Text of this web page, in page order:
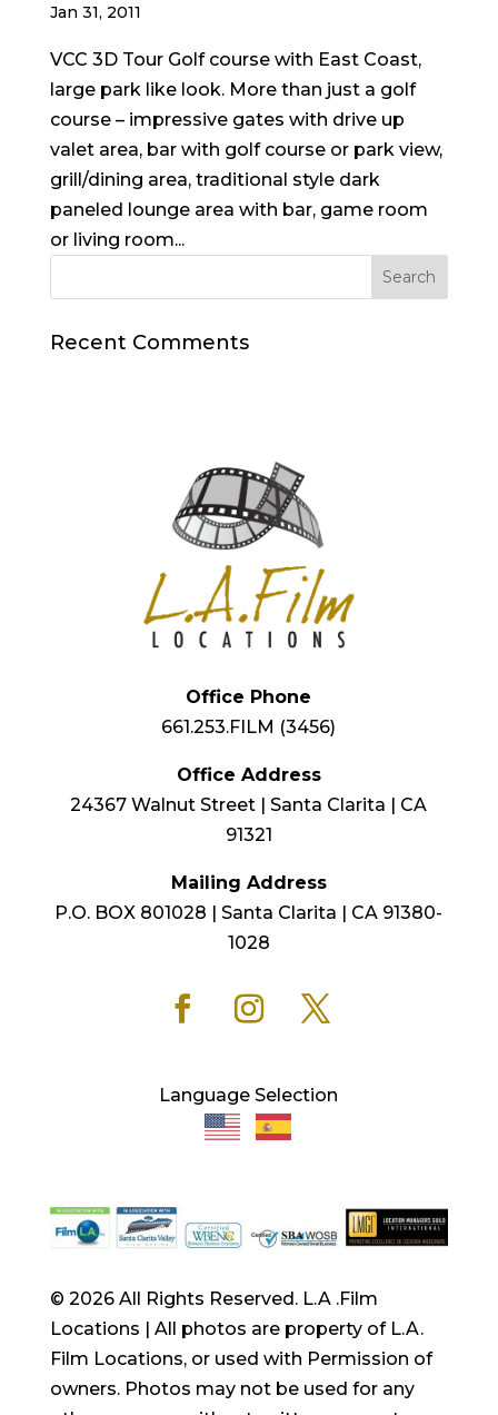
Jan 31, 2011
VCC 3D Tour Golf course with East Coast,
large park like look. More than just a golf
course – impressive gates with drive up
valet area, bar with golf course or park view,
grill/dining area, traditional style dark
paneled lounge area with bar, game room
or living room...
Recent Comments
Office Phone
661.253.FILM (3456)
Office Address
24367 Walnut Street | Santa Clarita | CA
91321
Mailing Address
P.O. BOX 801028 | Santa Clarita | CA 91380-
1028
Language Selection
© 2026 All Rights Reserved. L.A .Film
Locations | All photos are property of L.A.
Film Locations, or used with Permission of
owners. Photos may not be used for any